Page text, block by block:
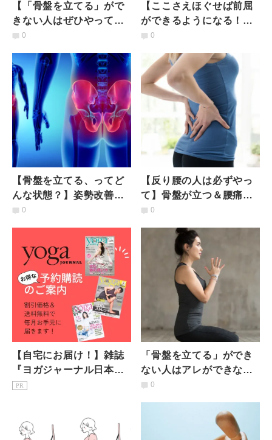
【「骨盤を立てる」がで
きない人はぜひやって】
地味だけど変わる！骨盤
トレッチ
0
【ここさえほぐせば前屈
ができるようになる！】
体が硬い人のための「お
チ
0
【骨盤を立てる、ってど
んな状態？】姿勢改善で
疲れ知らずに！骨盤を立
0
【反り腰の人は必ずやっ
て】骨盤が立つ＆腰痛改
善のダブル効果！伸ばし
0
【自宅にお届け！】雑誌
『ヨガジャーナル日本
版』予約購読のご案内
PR
「骨盤を立てる」ができ
ない人はアレができな
い！前後に動かすだけで
0